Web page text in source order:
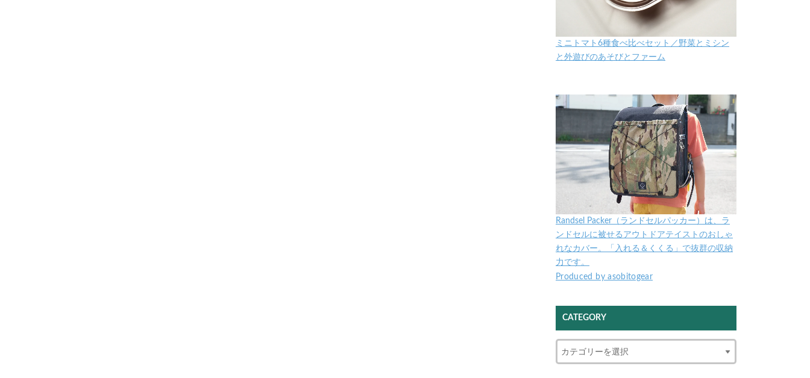
ミニトマト6種食べ比べセット／野菜とミシン
と外遊びのあそびとファーム
Randsel Packer（ランドセルパッカー）は、ラ
ンドセルに被せるアウトドアテイストのおしゃ
れなカバー。「入れる＆くくる」で抜群の収納
力です。
Produced by asobitogear
CATEGORY